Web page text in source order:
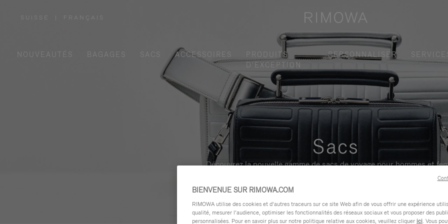
SUISSE FRANÇAIS
NOUVEAUTÉS BAGAGES SACS ACCESSOIRES
PRODUITS
D'EXCEPTION
PERSONNALISER
Sacs
Découvrez la nouvelle gamme de sacs de voyage pour hommes et
BIENVENUE SUR RIMOWA.COM
RIMOWA utilise des cookies et d’autres traceurs sur ce site Web afin de vous offrir une expérience
qualité, mesurer l’audience, optimiser les fonctionnalités des réseaux sociaux et vous proposer des
personnalisées. Pour en savoir plus sur notre politique relative aux cookies, veuillez cliquer ici. Vous